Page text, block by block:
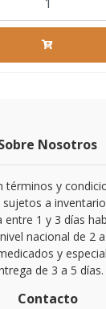
Nosotros
términos y
a
entre 1 y 3 días
nacional de 2
y
de 3 a 5 días.
Contacto